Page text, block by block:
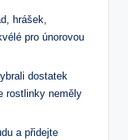
hrášek,
pro únorovou
dostatek
rostlinky neměly
a přidejte